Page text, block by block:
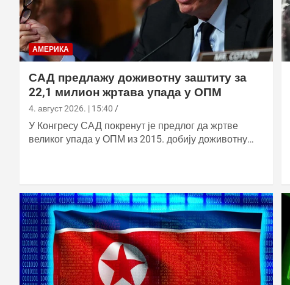
АМЕРИКА
САД предлажу доживотну заштиту за
22,1 милион жртава упада у ОПМ
4. август 2026. | 15:40
У Конгресу САД покренут је предлог да жртве
великог упада у ОПМ из 2015. добију доживотну…